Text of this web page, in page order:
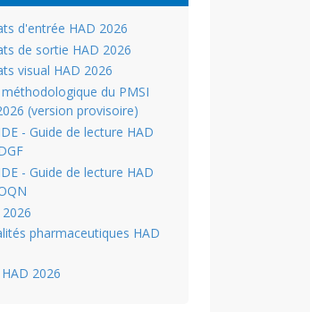
d'entrée HAD 2026
de sortie HAD 2026
visual HAD 2026
méthodologique du PMSI
(version provisoire)
- Guide de lecture HAD
- Guide de lecture HAD
2026
pharmaceutiques HAD
2026